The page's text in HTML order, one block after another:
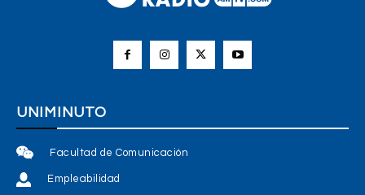
UNIMINUTO
Facultad de Comunicación
Empleabilidad